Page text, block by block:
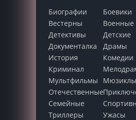
Биографии
Боевики
Вестерны
Военные
Детективы
Детские
Документалка
Драмы
История
Комедии
Криминал
Мультфильмы
Мюзиклы
Отечественные
Семейные
Триллеры
Ужасы